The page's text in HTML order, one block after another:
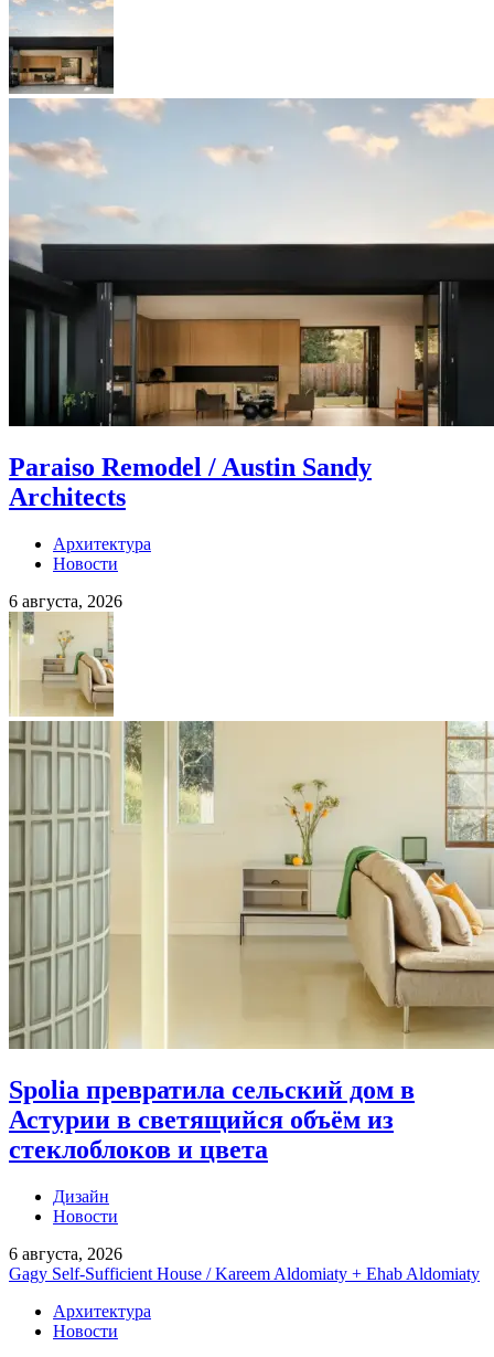
Paraiso Remodel / Austin Sandy
Architects
Архитектура
Новости
6 августа, 2026
Spolia превратила сельский дом в
Астурии в светящийся объём из
стеклоблоков и цвета
Дизайн
Новости
6 августа, 2026
Gagy Self-Sufficient House / Kareem Aldomiaty + Ehab Aldomiaty
Архитектура
Новости